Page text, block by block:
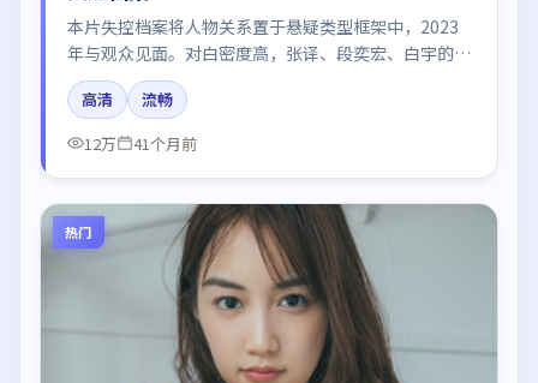
本片失控档案将人物关系置于悬疑类型框架中，2023
年与观众见面。对白密度高，张译、段奕宏、白宇的台
词节奏值得关注；整体气质偏法国都市与冷色调摄影。
高清
流畅
12万
41个月前
热门